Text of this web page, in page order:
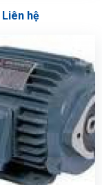
Liên hệ